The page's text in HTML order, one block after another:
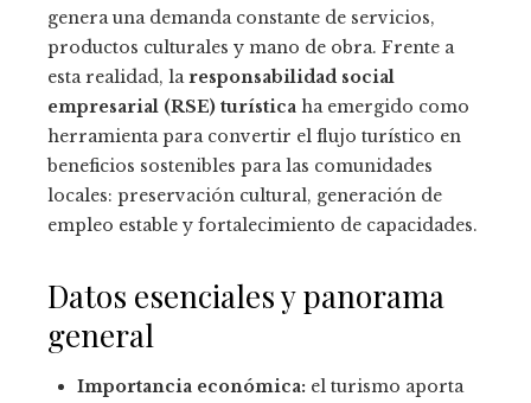
genera una demanda constante de servicios,
productos culturales y mano de obra. Frente a
esta realidad, la responsabilidad social
empresarial (RSE) turística ha emergido como
herramienta para convertir el flujo turístico en
beneficios sostenibles para las comunidades
locales: preservación cultural, generación de
empleo estable y fortalecimiento de capacidades.
Datos esenciales y panorama
general
Importancia económica: el turismo aporta